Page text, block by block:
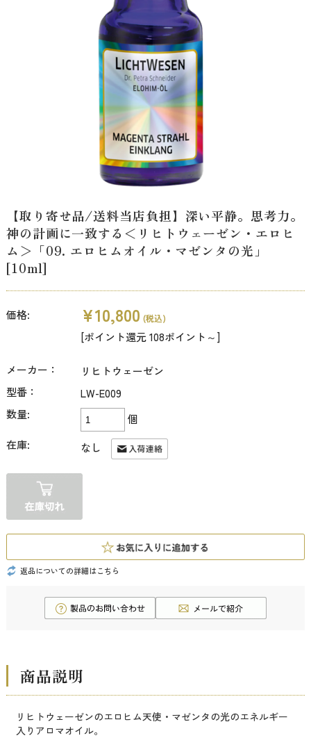
【取り寄せ品/送料当店負担】深い平静。思考力。
神の計画に一致する＜リヒトウェーゼン・エロヒ
ム＞「09. エロヒムオイル・マゼンタの光」
[10ml]
価格: ¥10,800 (税込)
[ポイント還元 108ポイント～]
メーカー：
リヒトウェーゼン
型番：
LW-E009
数量:
個
在庫:
なし
返品についての詳細はこちら
商品説明
リヒトウェーゼンのエロヒム天使・マゼンタの光のエネルギー
入りアロマオイル。